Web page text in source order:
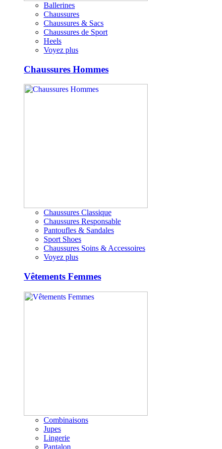
Ballerines
Chaussures
Chaussures & Sacs
Chaussures de Sport
Heels
Voyez plus
Chaussures Hommes
Chaussures Classique
Chaussures Responsable
Pantoufles & Sandales
Sport Shoes
Chaussures Soins & Accessoires
Voyez plus
Vêtements Femmes
Combinaisons
Jupes
Lingerie
Pantalon